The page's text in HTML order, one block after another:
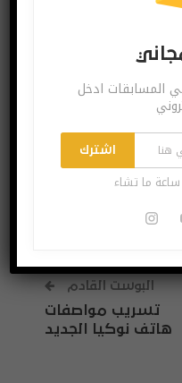
ادخل بريدك
اشترك
ما تشاء
البوست القادم
تسريب مواصفات
هاتف نوكيا الجديد
المسابقات ادخل
اشترك
ساعة ما تشاء